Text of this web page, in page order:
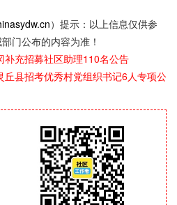
）提示：以上信息仅供参
门公布的内容为准！
补充招募社区助理110名公告
丘县招考优秀村党组织书记6人专项公